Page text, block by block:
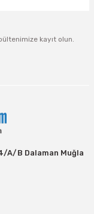
kayıt olun.
A/B Dalaman Muğla